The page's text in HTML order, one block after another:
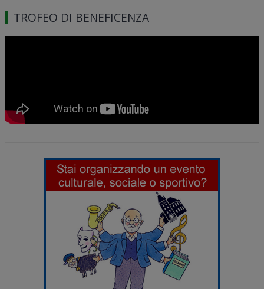
TROFEO DI BENEFICENZA